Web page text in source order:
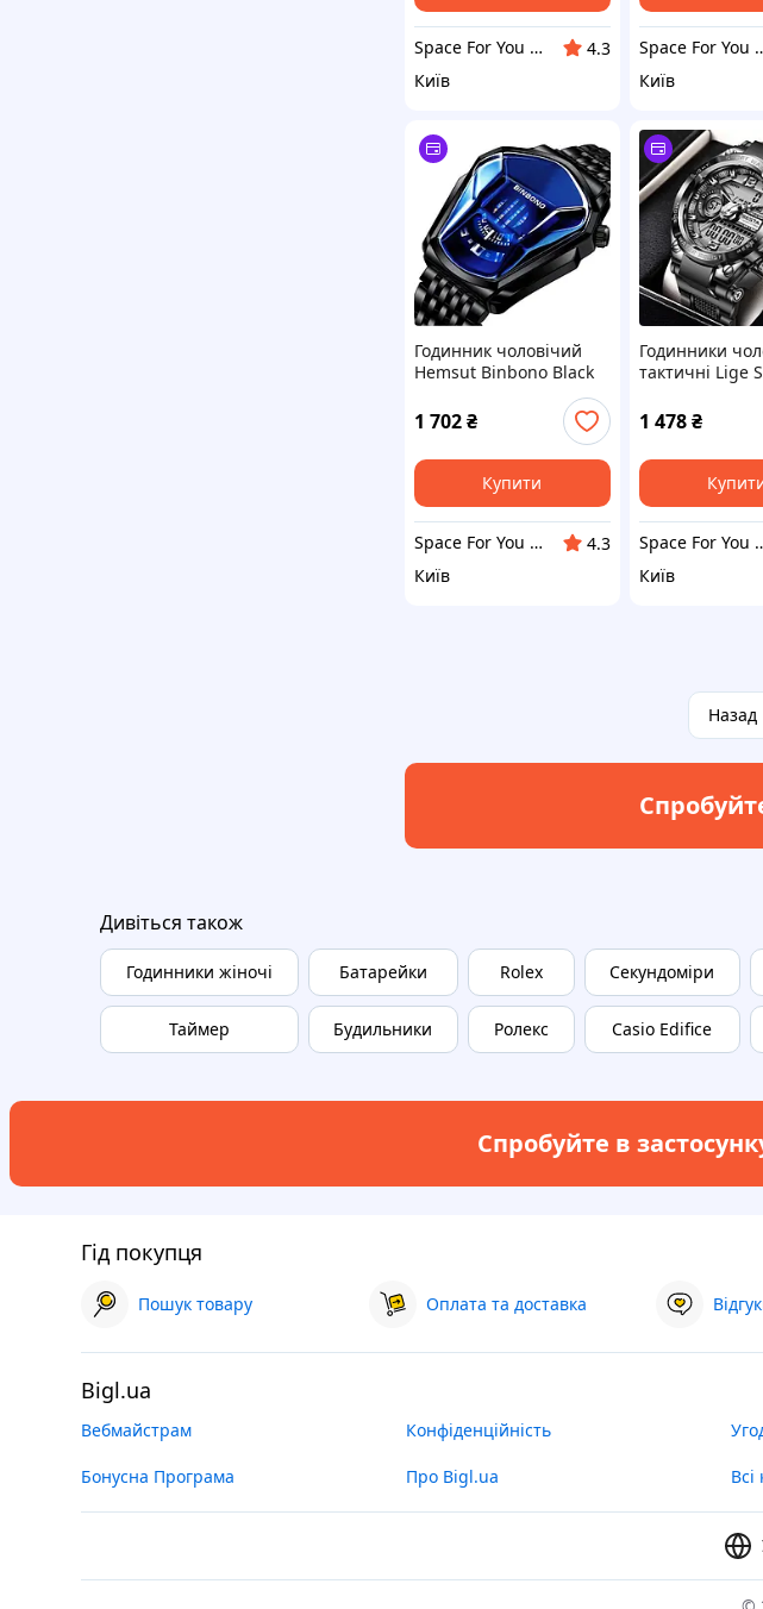
Space For You UA - STORE
4.3
Київ
Space For
Київ
Годинник чоловічий
Hemsut Binbono Black
1 702₴
Купити
Space For You UA - STORE
4.3
Київ
Годинники
тактичні Lige
1 478₴
Space For
Київ
Назад
Дивіться також
Годинники жіночі
Таймер
Батарейки
Будильники
Rolex
Ролекс
Секундоміри
Casio Edifice
Спробуйте в
Гід покупця
Пошук товару Оплата та доставка
Bigl.ua
Вебмайстрам Конфіденційність
Бонусна Програма Про Bigl.ua Всі